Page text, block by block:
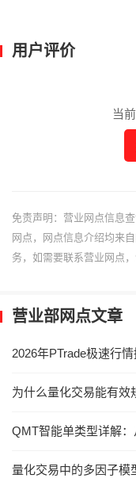
用户评价
当
免责声明：营业网点信息
网点，网点信息介绍均来
务，如需要联系营业网点
营业部网点文章
2026年PTrade极速行
为什么量化交易能有效
QMT智能单类型详解
量化交易中的多因子模